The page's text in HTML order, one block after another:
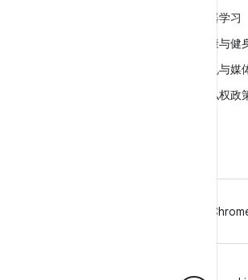
机器学习
健康与健
相机与媒
隐私权政